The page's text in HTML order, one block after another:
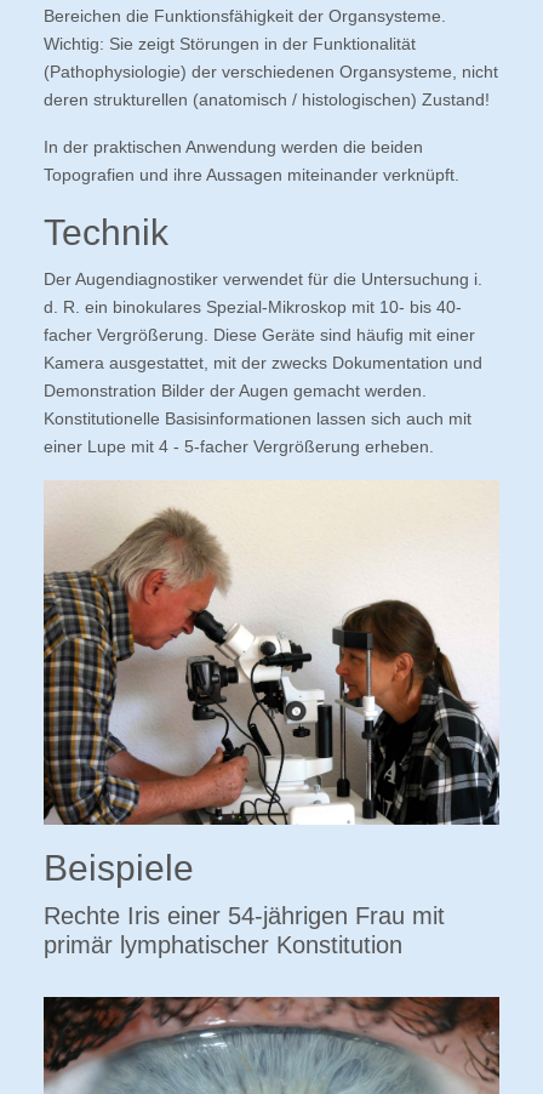
Bereichen die Funktionsfähigkeit der Organsysteme.
Wichtig: Sie zeigt Störungen in der Funktionalität
(Pathophysiologie) der verschiedenen Organsysteme, nicht
deren strukturellen (anatomisch / histologischen) Zustand!
In der praktischen Anwendung werden die beiden
Topografien und ihre Aussagen miteinander verknüpft.
Technik
Der Augendiagnostiker verwendet für die Untersuchung i.
d. R. ein binokulares Spezial-Mikroskop mit 10- bis 40-
facher Vergrößerung. Diese Geräte sind häufig mit einer
Kamera ausgestattet, mit der zwecks Dokumentation und
Demonstration Bilder der Augen gemacht werden.
Konstitutionelle Basisinformationen lassen sich auch mit
einer Lupe mit 4 - 5-facher Vergrößerung erheben.
Beispiele
Rechte Iris einer 54-jährigen Frau mit
primär lymphatischer Konstitution